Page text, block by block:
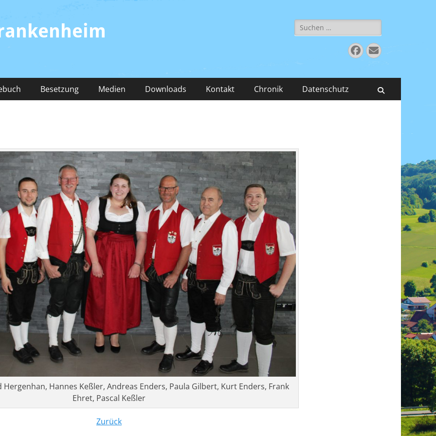
Suchen
nach:
Facebook
E-
Mail
Besetzung Medien Downloads Kontakt Chronik Datenschutz
Hannes Keßler, Andreas Enders, Paula Gilbert, Kurt Enders, Frank
Ehret, Pascal Keßler
Zurück